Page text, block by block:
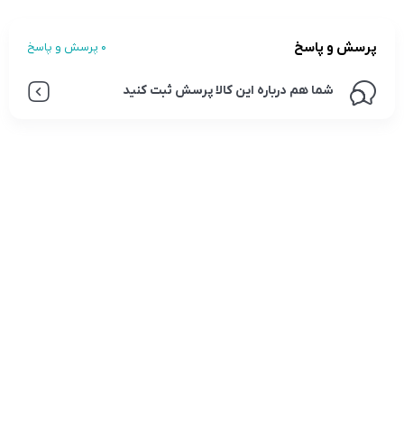
پرسش و پاسخ 0 پرسش و پاسخ
شما هم درباره این کالا پرسش ثبت کنید